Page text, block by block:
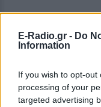
E-Radio.gr - Do
Information
If you wish to opt-
processing of your
targeted advertising